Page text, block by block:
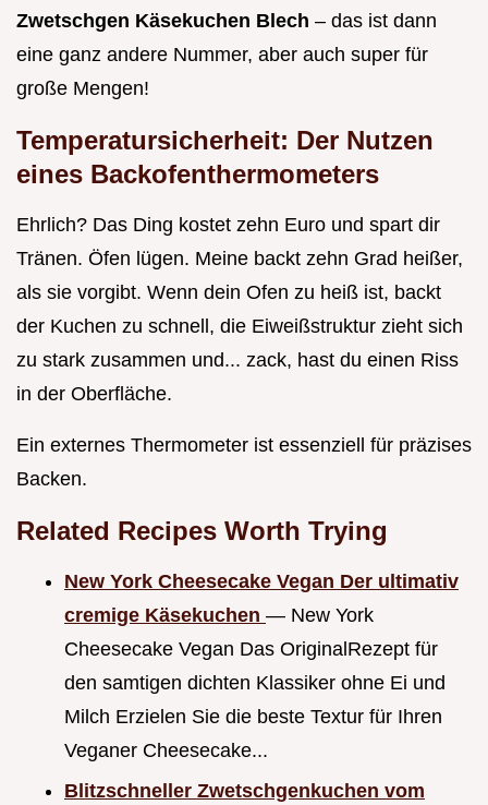
Zwetschgen Käsekuchen Blech – das ist dann
eine ganz andere Nummer, aber auch super für
große Mengen!
Temperatursicherheit: Der Nutzen
eines Backofenthermometers
Ehrlich? Das Ding kostet zehn Euro und spart dir
Tränen. Öfen lügen. Meine backt zehn Grad heißer,
als sie vorgibt. Wenn dein Ofen zu heiß ist, backt
der Kuchen zu schnell, die Eiweißstruktur zieht sich
zu stark zusammen und... zack, hast du einen Riss
in der Oberfläche.
Ein externes Thermometer ist essenziell für präzises
Backen.
Related Recipes Worth Trying
New York Cheesecake Vegan Der ultimativ
cremige Käsekuchen — New York
Cheesecake Vegan Das OriginalRezept für
den samtigen dichten Klassiker ohne Ei und
Milch Erzielen Sie die beste Textur für Ihren
Veganer Cheesecake...
Blitzschneller Zwetschgenkuchen vom